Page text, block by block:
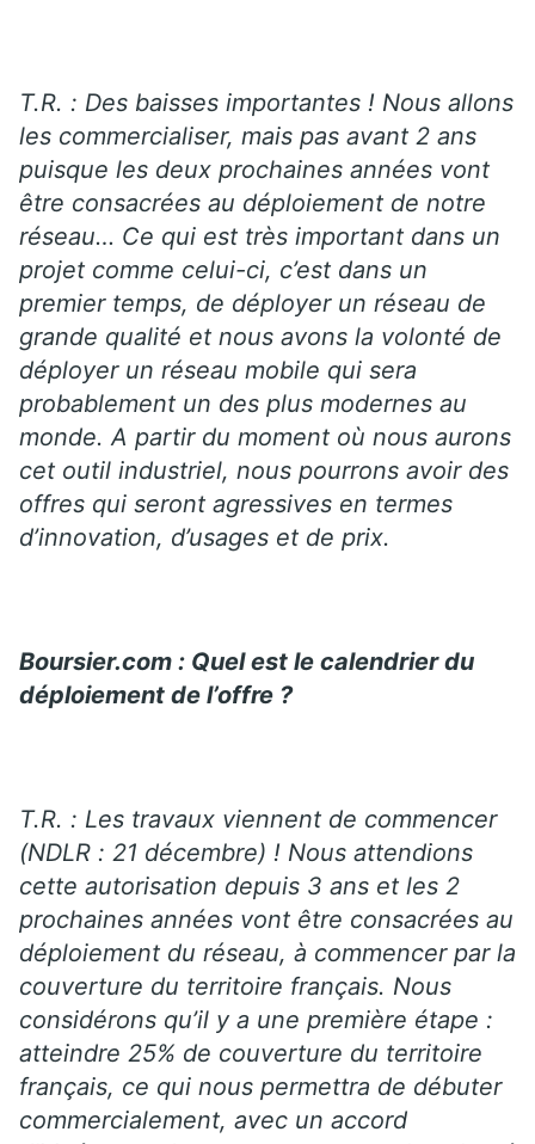
T.R. : Des baisses importantes ! Nous allons
les commercialiser, mais pas avant 2 ans
puisque les deux prochaines années vont
être consacrées au déploiement de notre
réseau… Ce qui est très important dans un
projet comme celui-ci, c’est dans un
premier temps, de déployer un réseau de
grande qualité et nous avons la volonté de
déployer un réseau mobile qui sera
probablement un des plus modernes au
monde. A partir du moment où nous aurons
cet outil industriel, nous pourrons avoir des
offres qui seront agressives en termes
d’innovation, d’usages et de prix.
Boursier.com : Quel est le calendrier du
déploiement de l’offre ?
T.R. : Les travaux viennent de commencer
(NDLR : 21 décembre) ! Nous attendions
cette autorisation depuis 3 ans et les 2
prochaines années vont être consacrées au
déploiement du réseau, à commencer par la
couverture du territoire français. Nous
considérons qu’il y a une première étape :
atteindre 25% de couverture du territoire
français, ce qui nous permettra de débuter
commercialement, avec un accord